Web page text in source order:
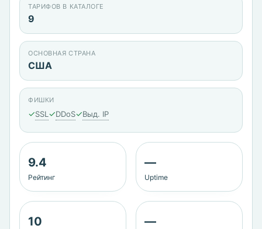
ТАРИФОВ В КАТАЛОГЕ
9
ОСНОВНАЯ СТРАНА
США
ФИШКИ
✓SSL ✓DDoS✓Выд. IP
9.4
Рейтинг
—
Uptime
10 —